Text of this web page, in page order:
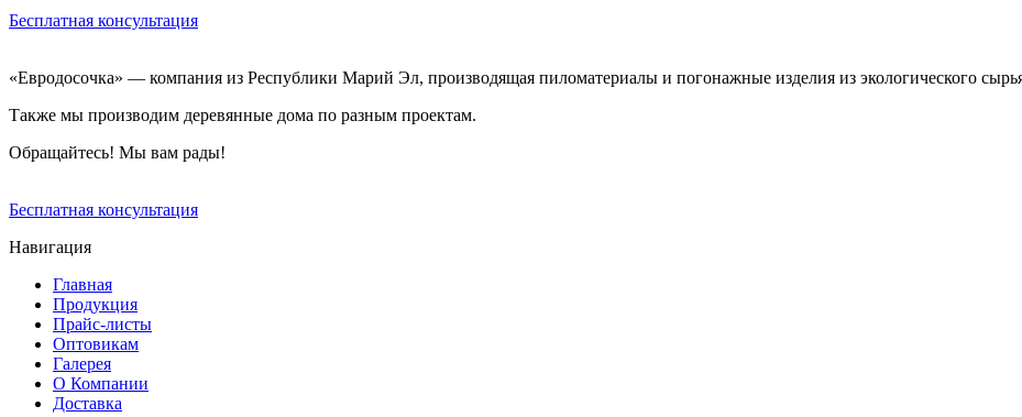
Бесплатная консультация
«Евродосочка» — компания из Республики Марий Эл, производящая пиломатериалы и погонажные изделия из экологического
Также мы производим деревянные дома по разным проектам.
Обращайтесь! Мы вам рады!
Бесплатная консультация
Навигация
Главная
Продукция
Прайс-листы
Оптовикам
Галерея
О Компании
Доставка